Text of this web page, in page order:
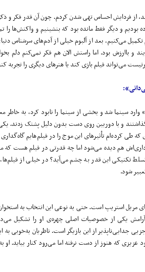
از فردایش احساس تهی شدن کردم. چون آن قدر فکر و
و دیگر فقط مانده بود که بنشینیم و واکنش‌ها را
تکمیل می‌کنیم. بعد از آلبوم خیلی از آدم‌های سرشناس
و باارزش بود. اما راستش الان هم فکر نمی‌کنم دلم
می‌تواند فیلم بازی کند یا هنرهای دیگری را تجربه
زمانی که شیوه‌ی «دگما ۹۵» وارد سینما شد و بخشی از سینما را نابود
و با دوربین روی دست بدون دلیل پشتک زدند.
طی کرده‌ام تأثیرهای این موج را در فیلم‌هایم
هم دیده می‌شود اما چه قدرتی در فیلم هست که
تکنیکی این قدر به چشم می‌آید؟ در خیلی از فیلم‌ها،
شود.
مریل استریپ است. حتی به نوعی این انتخاب به
یکی از خصوصیات اصلی چهره‌ی او را تشکیل
جدایی‌ناپذیر از این بازیگر است. ناظریان به‌خوبی به
عزیزی که هنوز از دست نرفته اما می‌رود کنار بیاید.